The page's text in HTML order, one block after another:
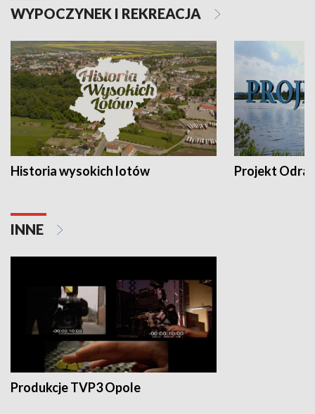
WYPOCZYNEK I REKREACJA
Historia wysokich lotów Projekt Odra
INNE
Produkcje TVP3 Opole